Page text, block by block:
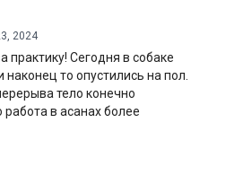
2024
практику! Сегодня в собаке
то опустились на пол.
тело конечно
работа в асанах более